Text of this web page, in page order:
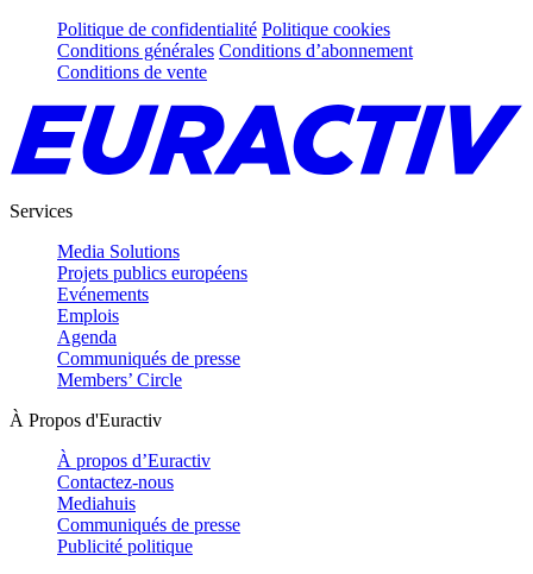
Politique de confidentialité Politique cookies
Conditions générales Conditions d’abonnement
Conditions de vente
Services
Media Solutions
Projets publics européens
Evénements
Emplois
Agenda
Communiqués de presse
Members’ Circle
À Propos d'Euractiv
À propos d’Euractiv
Contactez-nous
Mediahuis
Communiqués de presse
Publicité politique